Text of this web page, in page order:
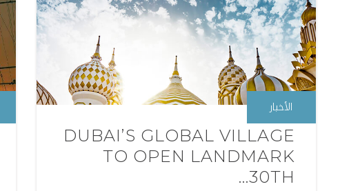
الأخبار
DUBAI’S GLOBAL VILLAGE
TO OPEN LANDMARK
30TH...